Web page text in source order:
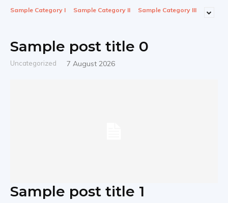
Sample Category I Sample Category II Sample Category III
Sample post title 0
Uncategorized 7 August 2026
Sample post title 1